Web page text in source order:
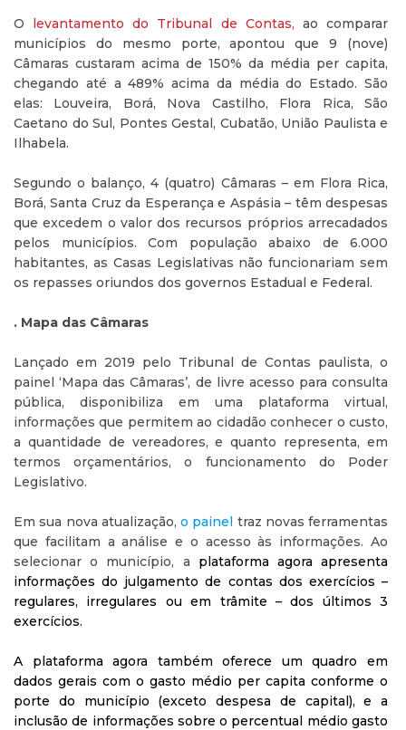
O levantamento do Tribunal de Contas, ao comparar
municípios do mesmo porte, apontou que 9 (nove)
Câmaras custaram acima de 150% da média per capita,
chegando até a 489% acima da média do Estado. São
elas: Louveira, Borá, Nova Castilho, Flora Rica, São
Caetano do Sul, Pontes Gestal, Cubatão, União Paulista e
Ilhabela.
Segundo o balanço, 4 (quatro) Câmaras – em Flora Rica,
Borá, Santa Cruz da Esperança e Aspásia – têm despesas
que excedem o valor dos recursos próprios arrecadados
pelos municípios. Com população abaixo de 6.000
habitantes, as Casas Legislativas não funcionariam sem
os repasses oriundos dos governos Estadual e Federal.
. Mapa das Câmaras
Lançado em 2019 pelo Tribunal de Contas paulista, o
painel ‘Mapa das Câmaras’, de livre acesso para consulta
pública, disponibiliza em uma plataforma virtual,
informações que permitem ao cidadão conhecer o custo,
a quantidade de vereadores, e quanto representa, em
termos orçamentários, o funcionamento do Poder
Legislativo.
Em sua nova atualização, o painel traz novas ferramentas
que facilitam a análise e o acesso às informações. Ao
selecionar o município, a plataforma agora apresenta
informações do julgamento de contas dos exercícios –
regulares, irregulares ou em trâmite – dos últimos 3
exercícios.
A plataforma agora também oferece um quadro em
dados gerais com o gasto médio per capita conforme o
porte do município (exceto despesa de capital), e a
inclusão de informações sobre o percentual médio gasto